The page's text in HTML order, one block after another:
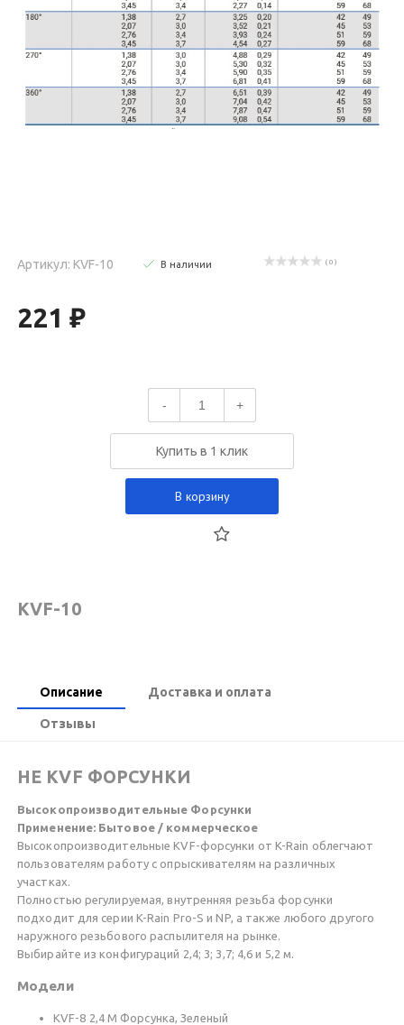
Артикул: KVF-10 В наличии ( 0 )
221 ₽
- +
Купить в 1 клик
В корзину
KVF-10
Описание Доставка и оплата
Отзывы
HE KVF ФОРСУНКИ
Высокопроизводительные Форсунки
Применение: Бытовое / коммерческое
Высокопроизводительные KVF-форсунки от K-Rain облегчают
пользователям работу с опрыскивателям на различных
участках.
Полностью регулируемая, внутренняя резьба форсунки
подходит для серии K-Rain Pro-S и NP, а также любого другого
наружного резьбового распылителя на рынке.
Выбирайте из конфигураций 2,4; 3; 3,7; 4,6 и 5,2 м.
Модели
KVF-8 2,4 М Форсунка, Зеленый